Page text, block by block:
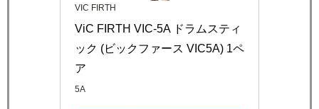
VIC FIRTH
ViC FIRTH VIC-5A ドラムスティ
ック (ビックファース VIC5A) 1ペ
ア
5A